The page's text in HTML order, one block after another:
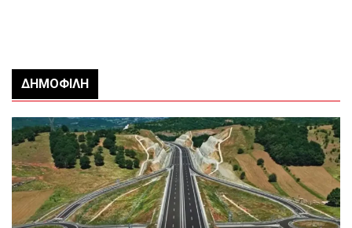
ΔΗΜΟΦΙΛΉ